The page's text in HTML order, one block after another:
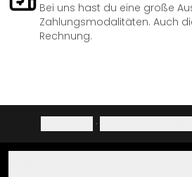
Bei uns hast du eine große
Zahlungsmodalitäten. Auch
Rechnung.
·